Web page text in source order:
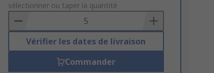
to
Basket
sélectionner ou taper la quantité
Vérifier les dates de livraison
Commander